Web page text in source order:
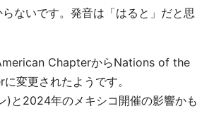
ないです。発音は「はると」だと思
ChapterからNations of the
変更されたようです。
)と2024年のメキシコ開催の影響かも